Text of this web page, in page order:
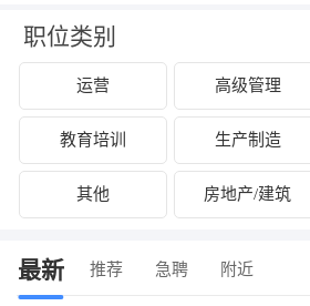
职位类别
运营 高级管理
教育培训 生产制造
其他 房地产/建筑
最新 推荐 急聘 附近